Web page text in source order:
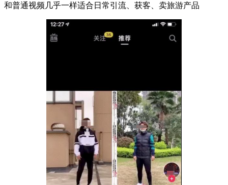
和普通视频几乎一样适合日常引流、获客、卖旅游产品